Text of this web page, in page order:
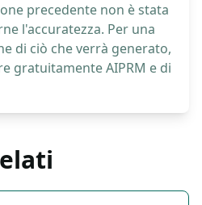
precedente non è stata
l'accuratezza. Per una
di ciò che verrà generato,
gratuitamente AIPRM e di